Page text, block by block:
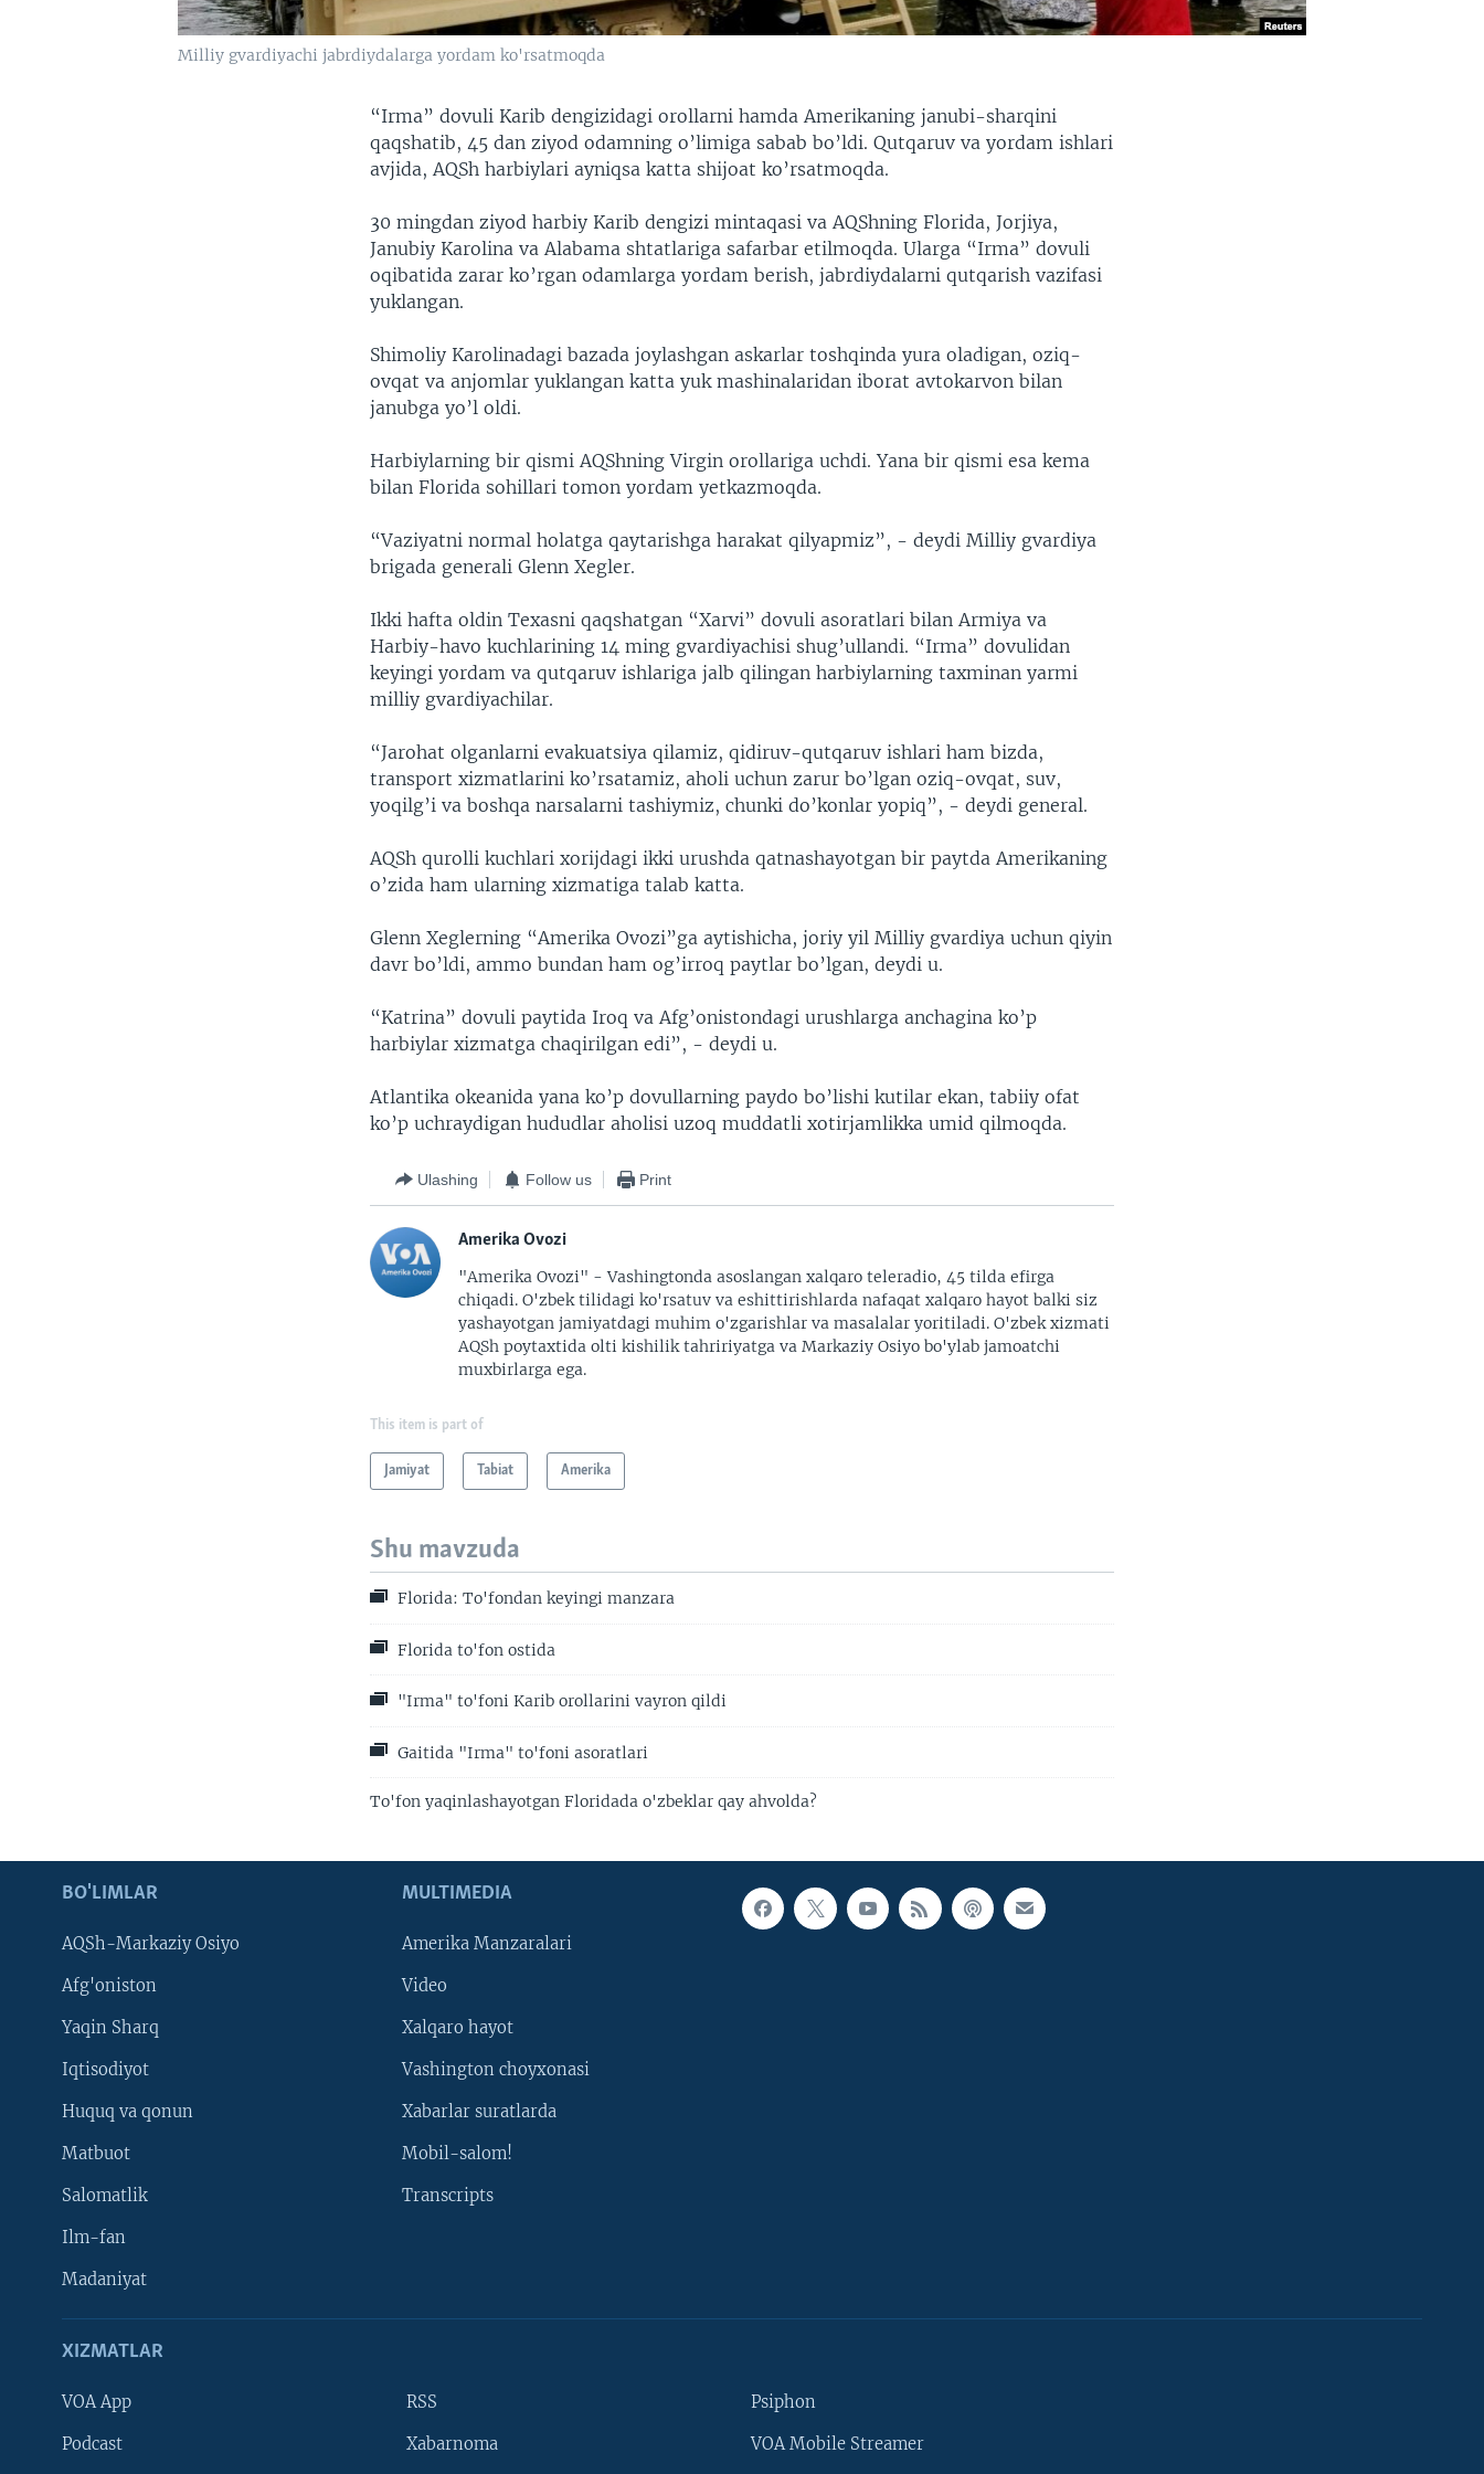
Milliy gvardiyachi jabrdiydalarga yordam ko'rsatmoqda
“Irma” dovuli Karib dengizidagi orollarni hamda Amerikaning janubi-sharqini
qaqshatib, 45 dan ziyod odamning o’limiga sabab bo’ldi. Qutqaruv va yordam ishlari
avjida, AQSh harbiylari ayniqsa katta shijoat ko’rsatmoqda.
30 mingdan ziyod harbiy Karib dengizi mintaqasi va AQShning Florida, Jorjiya,
Janubiy Karolina va Alabama shtatlariga safarbar etilmoqda. Ularga “Irma” dovuli
oqibatida zarar ko’rgan odamlarga yordam berish, jabrdiydalarni qutqarish vazifasi
yuklangan.
Shimoliy Karolinadagi bazada joylashgan askarlar toshqinda yura oladigan, oziq-
ovqat va anjomlar yuklangan katta yuk mashinalaridan iborat avtokarvon bilan
janubga yo’l oldi.
Harbiylarning bir qismi AQShning Virgin orollariga uchdi. Yana bir qismi esa kema
bilan Florida sohillari tomon yordam yetkazmoqda.
“Vaziyatni normal holatga qaytarishga harakat qilyapmiz”, - deydi Milliy gvardiya
brigada generali Glenn Xegler.
Ikki hafta oldin Texasni qaqshatgan “Xarvi” dovuli asoratlari bilan Armiya va
Harbiy-havo kuchlarining 14 ming gvardiyachisi shug’ullandi. “Irma” dovulidan
keyingi yordam va qutqaruv ishlariga jalb qilingan harbiylarning taxminan yarmi
milliy gvardiyachilar.
“Jarohat olganlarni evakuatsiya qilamiz, qidiruv-qutqaruv ishlari ham bizda,
transport xizmatlarini ko’rsatamiz, aholi uchun zarur bo’lgan oziq-ovqat, suv,
yoqilg’i va boshqa narsalarni tashiymiz, chunki do’konlar yopiq”, - deydi general.
AQSh qurolli kuchlari xorijdagi ikki urushda qatnashayotgan bir paytda Amerikaning
o’zida ham ularning xizmatiga talab katta.
Glenn Xeglerning “Amerika Ovozi”ga aytishicha, joriy yil Milliy gvardiya uchun qiyin
davr bo’ldi, ammo bundan ham og’irroq paytlar bo’lgan, deydi u.
“Katrina” dovuli paytida Iroq va Afg’onistondagi urushlarga anchagina ko’p
harbiylar xizmatga chaqirilgan edi”, - deydi u.
Atlantika okeanida yana ko’p dovullarning paydo bo’lishi kutilar ekan, tabiiy ofat
ko’p uchraydigan hududlar aholisi uzoq muddatli xotirjamlikka umid qilmoqda.
Ulashing Follow us Print
Amerika Ovozi
"Amerika Ovozi" - Vashingtonda asoslangan xalqaro teleradio, 45 tilda efirga
chiqadi. O'zbek tilidagi ko'rsatuv va eshittirishlarda nafaqat xalqaro hayot balki siz
yashayotgan jamiyatdagi muhim o'zgarishlar va masalalar yoritiladi. O'zbek xizmati
AQSh poytaxtida olti kishilik tahririyatga va Markaziy Osiyo bo'ylab jamoatchi
muxbirlarga ega.
This item is part of
Jamiyat Tabiat Amerika
Shu mavzuda
Florida: To'fondan keyingi manzara
Florida to'fon ostida
"Irma" to'foni Karib orollarini vayron qildi
Gaitida "Irma" to'foni asoratlari
To'fon yaqinlashayotgan Floridada o'zbeklar qay ahvolda?
BO'LIMLAR
AQSh-Markaziy Osiyo
Afg'oniston
Yaqin Sharq
Iqtisodiyot
Huquq va qonun
Matbuot
Salomatlik
Ilm-fan
Madaniyat
MULTIMEDIA
Amerika Manzaralari
Video
Xalqaro hayot
Vashington choyxonasi
Xabarlar suratlarda
Mobil-salom!
Transcripts
XIZMATLAR
VOA App
Podcast
RSS
Xabarnoma
Psiphon
VOA Mobile Streamer